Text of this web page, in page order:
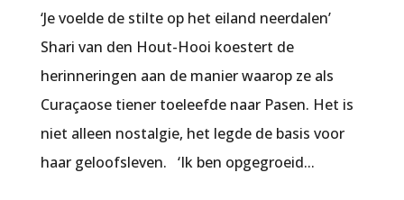
‘Je voelde de stilte op het eiland neerdalen’
Shari van den Hout-Hooi koestert de
herinneringen aan de manier waarop ze als
Curaçaose tiener toeleefde naar Pasen. Het is
niet alleen nostalgie, het legde de basis voor
haar geloofsleven. ‘Ik ben opgegroeid...